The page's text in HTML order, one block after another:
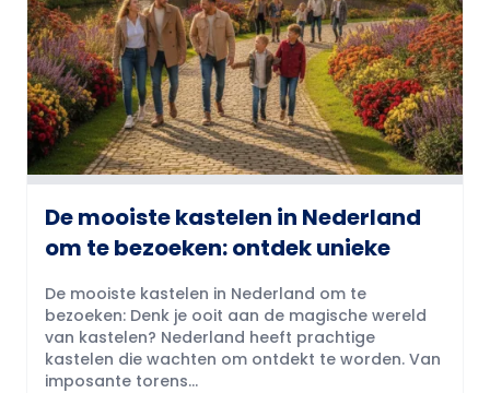
De mooiste kastelen in Nederland
om te bezoeken: ontdek unieke
De mooiste kastelen in Nederland om te
bezoeken: Denk je ooit aan de magische wereld
van kastelen? Nederland heeft prachtige
kastelen die wachten om ontdekt te worden. Van
imposante torens...